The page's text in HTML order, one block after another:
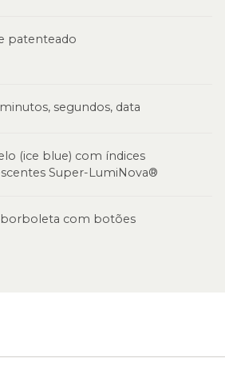
patenteado
segundos, data
(ice blue) com índices
Super-LumiNova®
borboleta com botões